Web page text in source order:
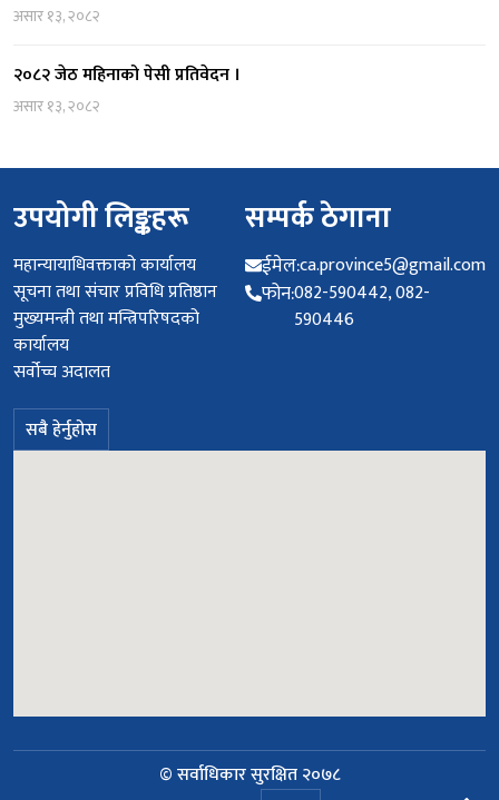
असार १३, २०८२
२०८२ जेठ महिनाको पेसी प्रतिवेदन ।
असार १३, २०८२
उपयोगी लिङ्कहरू
महान्यायाधिवक्ताको कार्यालय
सूचना तथा संचार प्रविधि प्रतिष्ठान
मुख्यमन्त्री तथा मन्त्रिपरिषदको
कार्यालय
सर्वोच्च अदालत
सबै हेर्नुहोस
सम्पर्क ठेगाना
ईमेल:ca.province5@gmail.com
फोन:082-590442, 082-
590446
© सर्वाधिकार सुरक्षित २०७८